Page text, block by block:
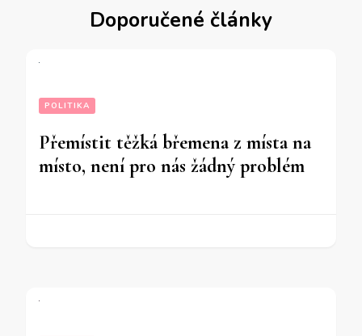
Doporučené články
POLITIKA
Přemístit těžká břemena z místa na
místo, není pro nás žádný problém